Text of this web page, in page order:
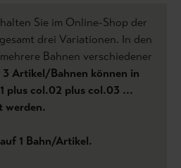
Sie im Online-Shop der
drei Variationen. In den
Bahnen verschiedener
3 Artikel/Bahnen können in
plus col.02 plus col.03 ...
werden.
1 Bahn/Artikel.